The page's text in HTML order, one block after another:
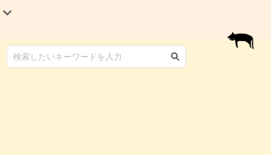
犬のケア・お手入れ
猫のケア・お手入れ